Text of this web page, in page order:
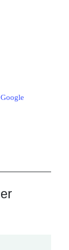
Google